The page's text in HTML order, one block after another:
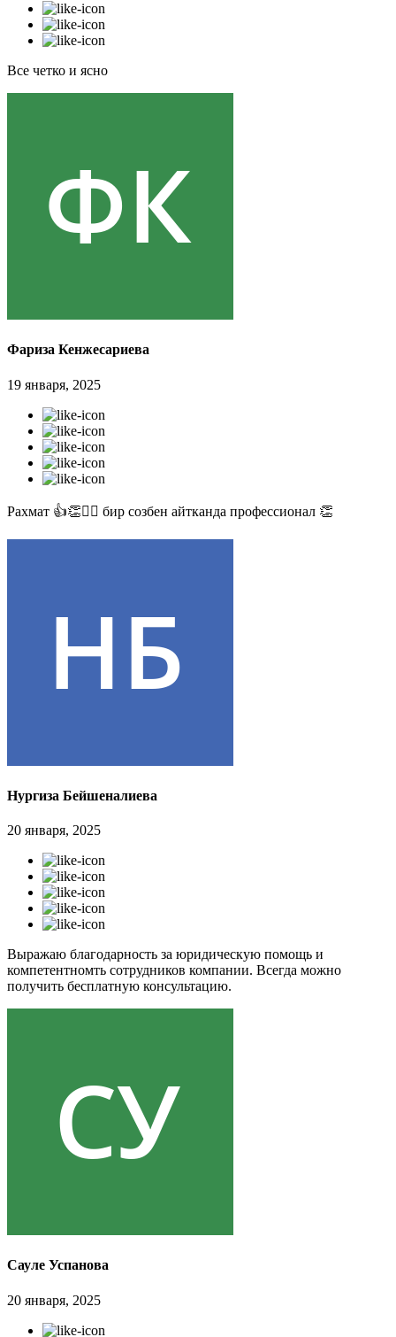
Все четко и ясно
Фариза Кенжесариева
19 января, 2025
Рахмат 👍👏✊🏻 бир созбен айтканда профессионал 👏
Нургиза Бейшеналиева
20 января, 2025
Выражаю благодарность за юридическую помощь и
компетентномть сотрудников компании. Всегда можно
получить бесплатную консультацию.
Сауле Успанова
20 января, 2025